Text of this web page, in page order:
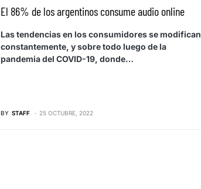
El 86% de los argentinos consume audio online
Las tendencias en los consumidores se modifican
constantemente, y sobre todo luego de la
pandemia del COVID-19, donde…
BY STAFF 25 OCTUBRE, 2022